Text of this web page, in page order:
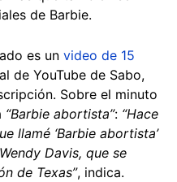
de Barbie.
es un video de 15
de YouTube de Sabo,
Sobre el minuto
“Barbie abortista”: “Hace
llamé ‘Barbie abortista’
Davis, que se
de Texas”, indica.